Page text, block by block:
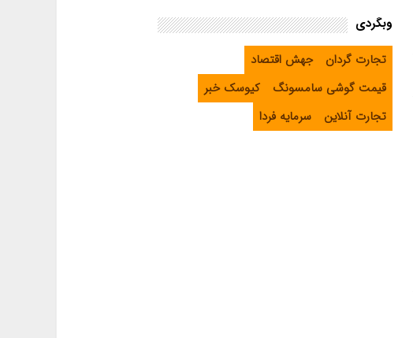
وبگردی
تجارت گردان
جهش اقتصاد
قیمت گوشی سامسونگ
کیوسک خبر
تجارت آنلاین
سرمایه فردا